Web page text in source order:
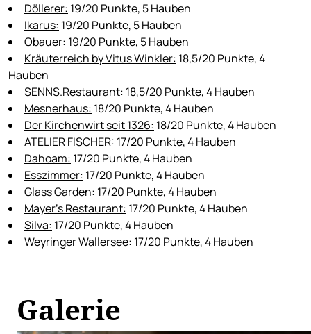
Döllerer: 19/20 Punkte, 5 Hauben
Ikarus: 19/20 Punkte, 5 Hauben
Obauer: 19/20 Punkte, 5 Hauben
Kräuterreich by Vitus Winkler: 18,5/20 Punkte, 4
Hauben
SENNS.Restaurant: 18,5/20 Punkte, 4 Hauben
Mesnerhaus: 18/20 Punkte, 4 Hauben
Der Kirchenwirt seit 1326: 18/20 Punkte, 4 Hauben
ATELIER FISCHER: 17/20 Punkte, 4 Hauben
Dahoam: 17/20 Punkte, 4 Hauben
Esszimmer: 17/20 Punkte, 4 Hauben
Glass Garden: 17/20 Punkte, 4 Hauben
Mayer’s Restaurant: 17/20 Punkte, 4 Hauben
Silva: 17/20 Punkte, 4 Hauben
Weyringer Wallersee: 17/20 Punkte, 4 Hauben
Galerie